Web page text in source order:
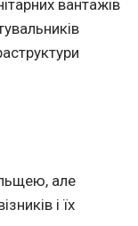
вантажів
але
і їх